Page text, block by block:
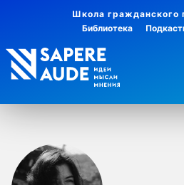
Школа гражданского
Библиотека